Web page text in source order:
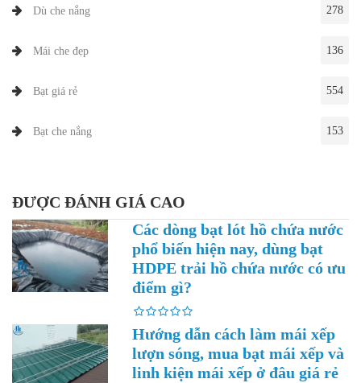
Dù che nắng 278
Mái che đẹp 136
Bạt giá rẻ 554
Bạt che nắng 153
ĐƯỢC ĐÁNH GIÁ CAO
Các dòng bạt lót hồ chứa nước
phổ biến hiện nay, dùng bạt
HDPE trải hồ chứa nước có ưu
điểm gì?
Hướng dẫn cách làm mái xếp
lượn sóng, mua bạt mái xếp và
linh kiện mái xếp ở đâu giá rẻ